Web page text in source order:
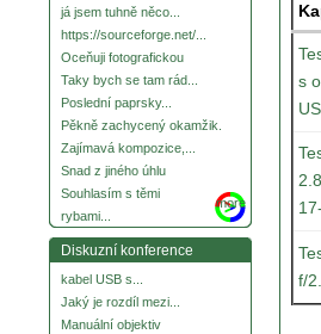
já jsem tuhně něco...
https://sourceforge.net/...
Oceňuji fotografickou
Taky bych se tam rád...
Poslední paprsky...
Pěkně zachycený okamžik.
Zajímavá kompozice,...
Snad z jiného úhlu
Souhlasím s těmi
rybami...
more
Diskuzní konference
kabel USB s...
Jaký je rozdíl mezi...
Manuální objektiv
s
f/